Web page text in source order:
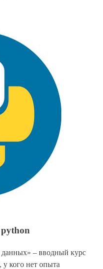
– вводный курс
у кого нет опыта